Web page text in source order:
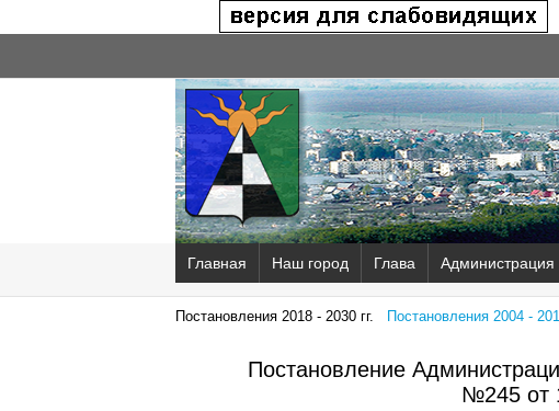
Главная Наш город Глава Администрация
Постановления 2018 - 2030 гг. Постановления 2004 -
Постановление
№245 от